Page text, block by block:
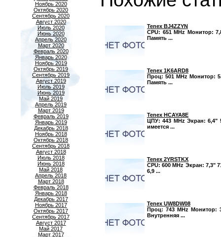
Ноябрь 2020
Октябрь 2020
Сентябрь 2020
Август 2020
Июль 2020
Июнь 2020
Апрель 2020
Март 2020
Февраль 2020
Январь 2020
Ноябрь 2019
Октябрь 2019
Сентябрь 2019
Август 2019
Июль 2019
Июнь 2019
Май 2019
Апрель 2019
Март 2019
Февраль 2019
Январь 2019
Декабрь 2018
Ноябрь 2018
Октябрь 2018
Сентябрь 2018
Август 2018
Июль 2018
Июнь 2018
Май 2018
Апрель 2018
Март 2018
Февраль 2018
Январь 2018
Декабрь 2017
Ноябрь 2017
Октябрь 2017
Сентябрь 2017
Август 2017
Май 2017
Март 2017
Tenex BJ4ZZYN
CPU: 651 MHz Монитор:
Память ...
Tenex 1K6ARD8
Проц: 501 MHz Монитор:
Память ...
Tenex HCAYA8E
ЦПУ: 443 MHz Экран: 6,4"
имеется ...
Tenex 2YRSTKX
CPU: 600 MHz Экран: 7,3"
6,9 ...
Tenex UW8DW08
Проц: 743 MHz Монитор:
Внутренняя ...